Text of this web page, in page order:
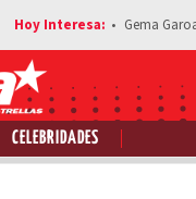
Gema
CELEBRIDADES